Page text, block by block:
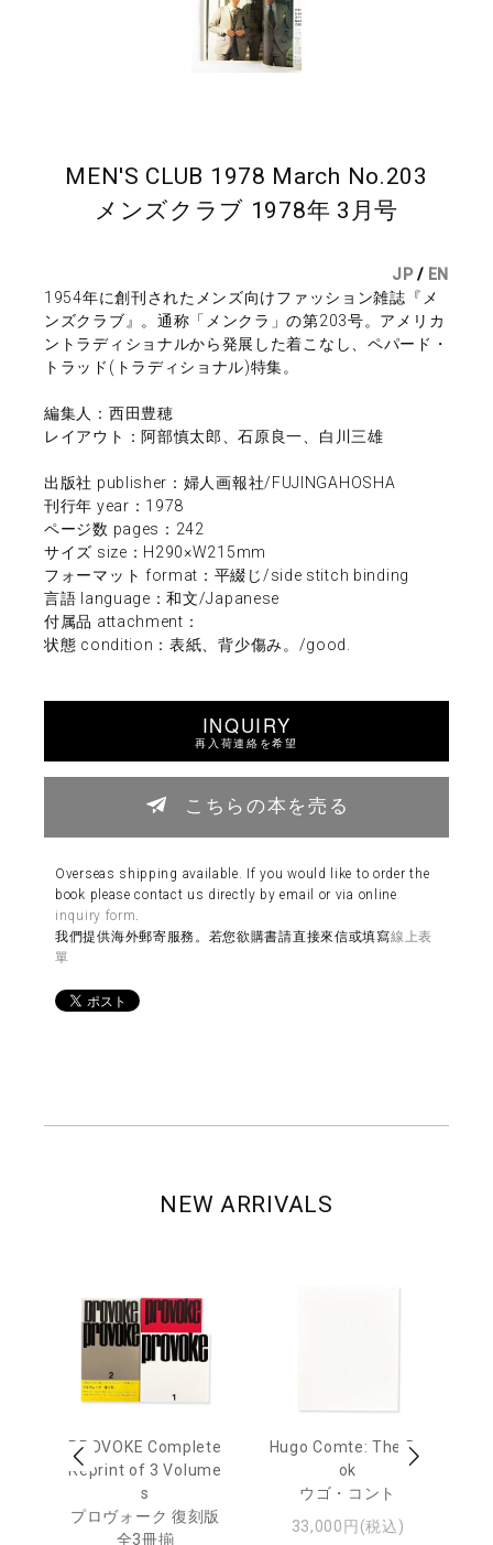
MEN'S CLUB 1978 March No.203
メンズクラブ 1978年 3月号
JP / EN
1954年に創刊されたメンズ向けファッション雑誌『メ
ンズクラブ』。通称「メンクラ」の第203号。アメリカ
ントラディショナルから発展した着こなし、ペパード・
トラッド(トラディショナル)特集。
編集人：西田豊穂
レイアウト：阿部慎太郎、石原良一、白川三雄
出版社 publisher：婦人画報社/FUJINGAHOSHA
刊行年 year：1978
ページ数 pages：242
サイズ size：H290×W215mm
フォーマット format：平綴じ/side stitch binding
言語 language：和文/Japanese
付属品 attachment：
状態 condition：表紙、背少傷み。/good.
INQUIRY
再入荷連絡を希望
こちらの本を売る
Overseas shipping available. If you would like to order the
book please contact us directly by email or via online
inquiry form.
我們提供海外郵寄服務。若您欲購書請直接來信或填寫線上表
單
NEW ARRIVALS
PROVOKE Complete
Reprint of 3 Volume
s
プロヴォーク 復刻版
全3冊揃
Hugo Comte: The Bo
ok
ウゴ・コント
33,000円(税込)